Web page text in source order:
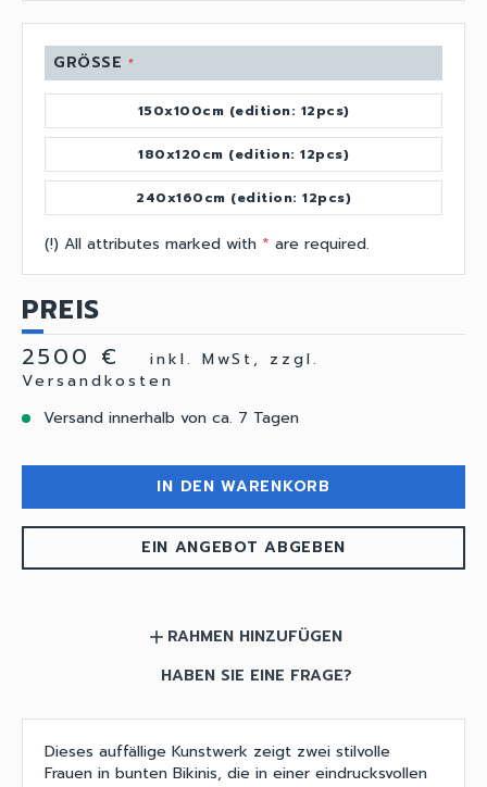
GRÖSSE *
150x100cm (edition: 12pcs)
180x120cm (edition: 12pcs)
240x160cm (edition: 12pcs)
(!) All attributes marked with * are required.
PREIS
2500 €
inkl. MwSt, zzgl.
Versandkosten
Versand innerhalb von ca. 7 Tagen
IN DEN WARENKORB
EIN ANGEBOT ABGEBEN
add RAHMEN HINZUFÜGEN
HABEN SIE EINE FRAGE?
Dieses auffällige Kunstwerk zeigt zwei stilvolle
Frauen in bunten Bikinis, die in einer eindrucksvollen